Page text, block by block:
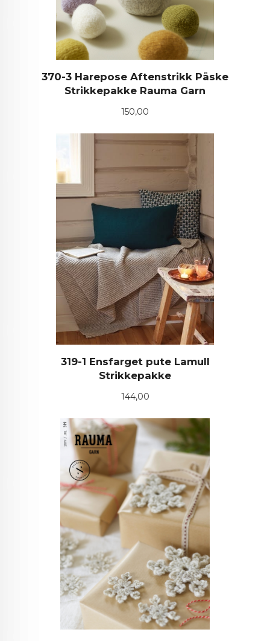
370-3 Harepose Aftenstrikk Påske
Strikkepakke Rauma Garn
Pris
150,00
319-1 Ensfarget pute Lamull
Strikkepakke
Pris
144,00